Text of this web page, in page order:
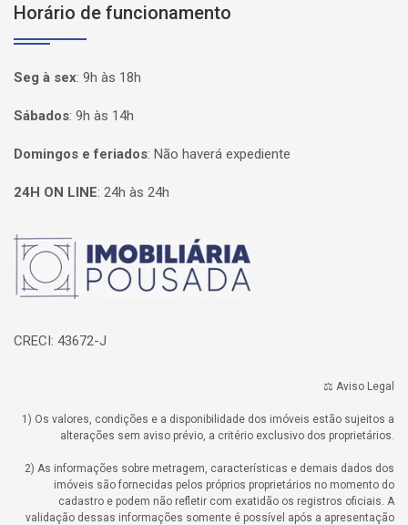
Horário de funcionamento
Seg à sex: 9h às 18h
Sábados: 9h às 14h
Domingos e feriados: Não haverá expediente
24H ON LINE: 24h às 24h
Página inicial
CRECI: 43672-J
⚖️ Aviso Legal
1) Os valores, condições e a disponibilidade dos imóveis estão sujeitos a
alterações sem aviso prévio, a critério exclusivo dos proprietários.
2) As informações sobre metragem, características e demais dados dos
imóveis são fornecidas pelos próprios proprietários no momento do
cadastro e podem não refletir com exatidão os registros oficiais. A
validação dessas informações somente é possível após a apresentação